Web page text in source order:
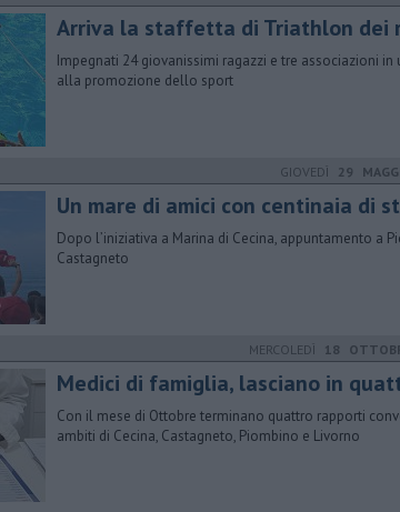
Arriva la staffetta di Triathlon dei
Impegnati 24 giovanissimi ragazzi e tre associazioni in
alla promozione dello sport
GIOVEDÌ 29
Un mare di amici con centinaia di
Dopo l’iniziativa a Marina di Cecina, appuntamento a
Castagneto
MERCOLEDÌ 18
Medici di famiglia, lasciano in
Con il mese di Ottobre terminano quattro rapporti
ambiti di Cecina, Castagneto, Piombino e Livorno